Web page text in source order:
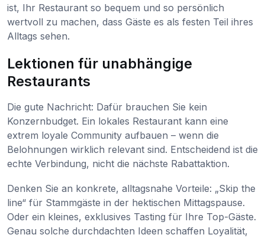
ist, Ihr Restaurant so bequem und so persönlich
wertvoll zu machen, dass Gäste es als festen Teil ihres
Alltags sehen.
Lektionen für unabhängige
Restaurants
Die gute Nachricht: Dafür brauchen Sie kein
Konzernbudget. Ein lokales Restaurant kann eine
extrem loyale Community aufbauen – wenn die
Belohnungen wirklich relevant sind. Entscheidend ist die
echte Verbindung, nicht die nächste Rabattaktion.
Denken Sie an konkrete, alltagsnahe Vorteile: „Skip the
line“ für Stammgäste in der hektischen Mittagspause.
Oder ein kleines, exklusives Tasting für Ihre Top-Gäste.
Genau solche durchdachten Ideen schaffen Loyalität,